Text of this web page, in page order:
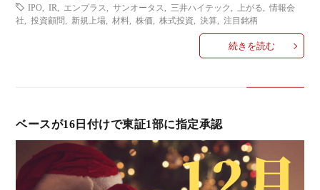
IPO
,IR エンプラス ,サンオータス 三井ハイテック 上がる ,情報会
社
,投資顧問 新規上場 ,材料 ,株価 ,株式投資 ,決算 ,注目銘柄
続きを読む
ベースが16日付けで東証1部に指定承認